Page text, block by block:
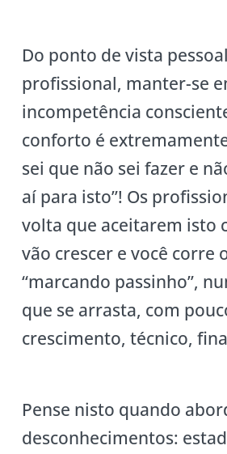
Do ponto de vista
profissional, manter-se
incompetência
conforto é
sei que não sei fazer e
aí para isto”! Os
volta que aceitarem isto
vão crescer e você corre
“marcando passinho”,
que se arrasta, com
crescimento, técnico,
Pense nisto quando
desconhecimentos: